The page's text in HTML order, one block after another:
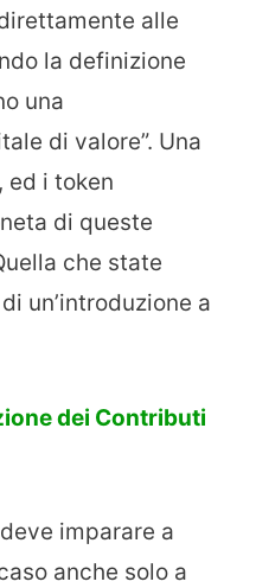
alle
la definizione
una
di valore”. Una
ed i token
di queste
che state
un’introduzione a
dei Contributi
imparare a
anche solo a